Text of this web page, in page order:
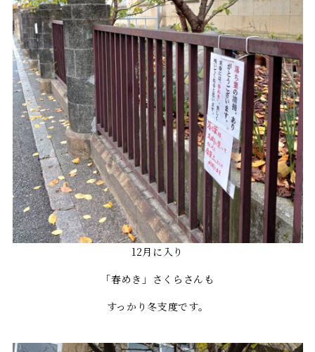
12月に入り
「春めき」さくらさんも
すっかり冬支度です。